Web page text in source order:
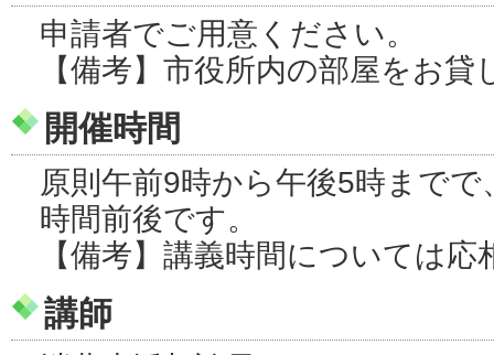
申請者でご用意ください。
【備考】市役所内の部屋をお
開催時間
原則午前9時から午後5時まで
時間前後です。
【備考】講義時間については応
講師